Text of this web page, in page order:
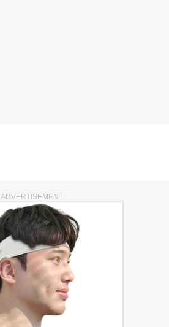
ADVERTISEMENT